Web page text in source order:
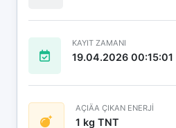
KAYIT ZAMANI
19.04.2026 00:15:01
AÇIÄA ÇIKAN ENERJİ
1 kg TNT